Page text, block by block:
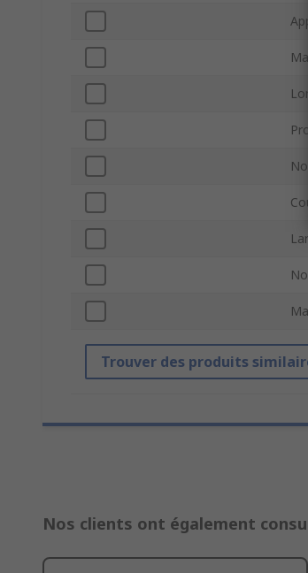
Trouver des produits
Nos clients ont également